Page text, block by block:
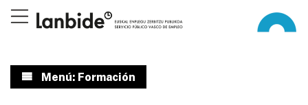
Menú: Formación